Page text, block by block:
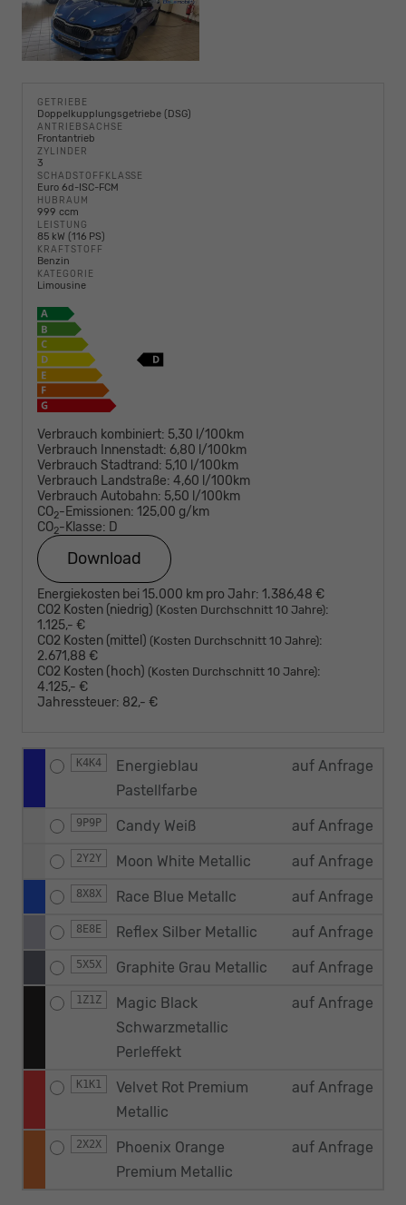
GETRIEBE
Doppelkupplungsgetriebe (DSG)
ANTRIEBSACHSE
Frontantrieb
ZYLINDER
3
SCHADSTOFFKLASSE
Euro 6d-ISC-FCM
HUBRAUM
999 ccm
LEISTUNG
85 kW (116 PS)
KRAFTSTOFF
Benzin
KATEGORIE
Limousine
Verbrauch kombiniert: 5,30 l/100km
Verbrauch Innenstadt: 6,80 l/100km
Verbrauch Stadtrand: 5,10 l/100km
Verbrauch Landstraße: 4,60 l/100km
Verbrauch Autobahn: 5,50 l/100km
CO2-Emissionen: 125,00 g/km
CO2-Klasse: D
Download
Energiekosten bei 15.000 km pro Jahr: 1.386,48 €
CO2 Kosten (niedrig) (Kosten Durchschnitt 10 Jahre):
1.125,- €
CO2 Kosten (mittel) (Kosten Durchschnitt 10 Jahre):
2.671,88 €
CO2 Kosten (hoch) (Kosten Durchschnitt 10 Jahre):
4.125,- €
Jahressteuer: 82,- €
K4K4
Energieblau
Pastellfarbe
auf Anfrage
9P9P Candy Weiß auf Anfrage
2Y2Y Moon White Metallic auf Anfrage
8X8X Race Blue Metallc auf Anfrage
8E8E Reflex Silber Metallic auf Anfrage
5X5X Graphite Grau Metallic auf Anfrage
1Z1Z
Magic Black
Schwarzmetallic
Perleffekt
auf Anfrage
K1K1
Velvet Rot Premium
Metallic
auf Anfrage
2X2X
Phoenix Orange
Premium Metallic
auf Anfrage